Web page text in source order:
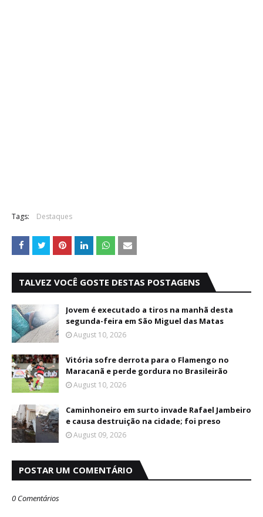
Tags: Destaques
TALVEZ VOCÊ GOSTE DESTAS POSTAGENS
Jovem é executado a tiros na manhã desta
segunda-feira em São Miguel das Matas
August 10, 2026
Vitória sofre derrota para o Flamengo no
Maracanã e perde gordura no Brasileirão
August 10, 2026
Caminhoneiro em surto invade Rafael Jambeiro
e causa destruição na cidade; foi preso
August 09, 2026
POSTAR UM COMENTÁRIO
0 Comentários